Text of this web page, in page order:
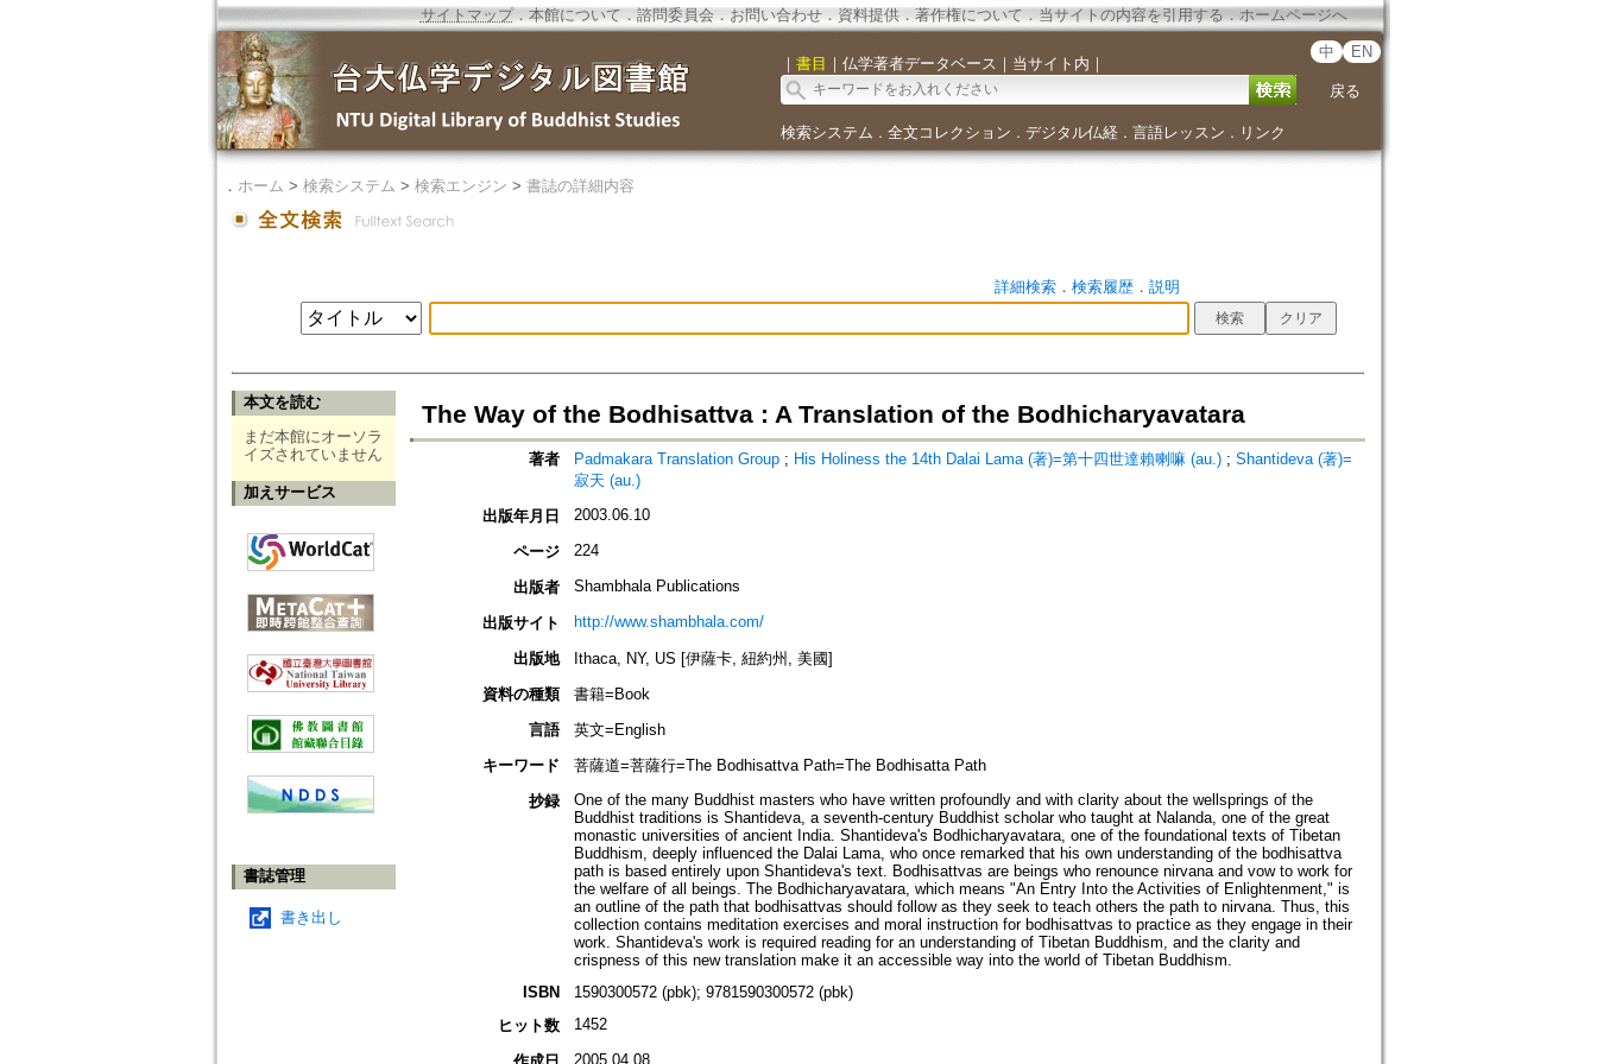
サイトマップ．本館について ． 諮問委員会． お問い合わせ． 資料提供． 著作権について．当サイトの内容を引用する ． ホームページへ
｜ 書目 ｜ 仏学著者データベース ｜ 当サイト内 ｜
中 EN
戻る
検索システム ． 全文コレクション ． デジタル仏経． 言語レッスン ． リンク
． ホーム > 検索システム > 検索エンジン > 書誌の詳細内容
詳細検索． 検索履歴． 説明
本文を読む
まだ本館にオーソラ
イズされていません
加えサービス
書誌管理
書き出し
The Way of the Bodhisattva : A Translation of the Bodhicharyavatara
著者 Padmakara Translation Group; His Holiness the 14th Dalai Lama (著)=第十四世達賴喇嘛 (au.); Shantideva (著)=
寂天 (au.)
出版年月日
2003.06.10
ページ 224
出版者 Shambhala Publications
出版サイト http://www.shambhala.com/
出版地
Ithaca, NY, US [伊薩卡, 紐約州, 美國]
資料の種類
書籍=Book
言語
英文=English
キーワード
菩薩道=菩薩行=The Bodhisattva Path=The Bodhisatta Path
抄録
One of the many Buddhist masters who have written profoundly and with clarity about the wellsprings of the
Buddhist traditions is Shantideva, a seventh-century Buddhist scholar who taught at Nalanda, one of the great
monastic universities of ancient India. Shantideva's Bodhicharyavatara, one of the foundational texts of Tibetan
Buddhism, deeply influenced the Dalai Lama, who once remarked that his own understanding of the bodhisattva
path is based entirely upon Shantideva's text. Bodhisattvas are beings who renounce nirvana and vow to work for
the welfare of all beings. The Bodhicharyavatara, which means "An Entry Into the Activities of Enlightenment," is
an outline of the path that bodhisattvas should follow as they seek to teach others the path to nirvana. Thus, this
collection contains meditation exercises and moral instruction for bodhisattvas to practice as they engage in their
work. Shantideva's work is required reading for an understanding of Tibetan Buddhism, and the clarity and
crispness of this new translation make it an accessible way into the world of Tibetan Buddhism.
ISBN
1590300572 (pbk); 9781590300572 (pbk)
ヒット数
1452
2005.04.08